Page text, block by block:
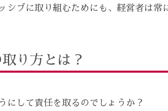
シブに取り組むためにも、経営者は常
り方とは？
にして責任を取るのでしょうか？